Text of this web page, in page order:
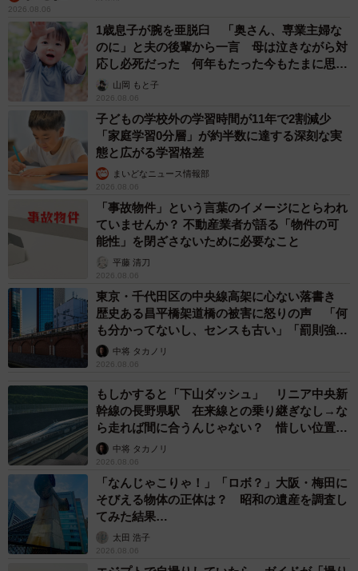
2026.08.06
1歳息子が腕を亜脱臼 「奥さん、専業主婦な
のに」と夫の後輩から一言 母は泣きながら対
応し必死だった 何年もたった今もたまに思い
出し…山岡 もと子
2026.08.06
子どもの学校外の学習時間が11年で2割減少
「家庭学習0分層」が約半数に達する深刻な実
態と広がる学習格差
まいどなニュース情報部
2026.08.06
「事故物件」という言葉のイメージにとらわれ
ていませんか？ 不動産業者が語る「物件の可
能性」を閉ざさないために必要なこと
平藤 清刀
2026.08.06
東京・千代田区の中央線高架に心ない落書き
歴史ある昌平橋架道橋の被害に怒りの声 「何
も分かってないし、センスも古い」「罰則強化
して」中将 タカノリ
2026.08.06
もしかすると「下山ダッシュ」 リニア中央新
幹線の長野県駅 在来線との乗り継ぎなし→な
ら走れば間に合うんじゃない？ 惜しい位置関
係が反響
中将 タカノリ
2026.08.06
「なんじゃこりゃ！」「ロボ？」大阪・梅田に
そびえる物体の正体は？ 昭和の遺産を調査し
てみた結果…
太田 浩子
2026.08.06